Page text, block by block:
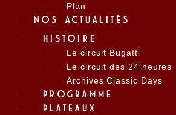
Plan
NOS ACTUALITÉS
HISTOIRE
Le circuit Bugatti
Le circuit des 24 heures
Archives Classic Days
PROGRAMME
PLATEAUX